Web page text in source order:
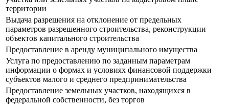
территории
Выдача разрешения на отклонение от предельных
параметров разрешенного строительства, реконструкции
объектов капитального строительства
Предоставление в аренду муниципального имущества
Услуга по предоставлению по заданным параметрам
информации о формах и условиях финансовой поддержки
субъектов малого и среднего предпринимательства
Предоставление земельных участков, находящихся в
федеральной собственности, без торгов